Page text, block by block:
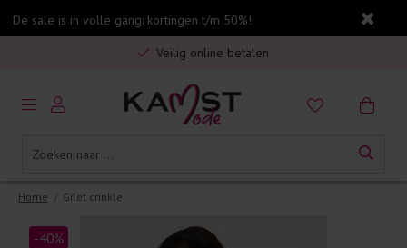
De sale is in volle gang: kortingen t/m 50%!
Gratis verzending in Nederland vanaf €75,-
Veilig online betalen
5% spaarbonus op jouw aankoop
Gratis verzending in Nederland vanaf €75,-
Home / Gilet crinkle
-40%